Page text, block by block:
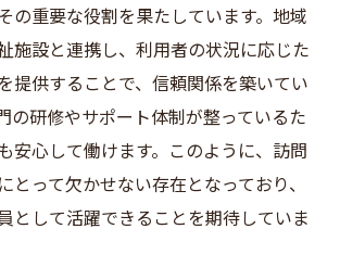
の重要な役割を果たしています。地域
施設と連携し、利用者の状況に応じた
提供することで、信頼関係を築いてい
の研修やサポート体制が整っているた
安心して働けます。このように、訪問
とって欠かせない存在となっており、
として活躍できることを期待していま